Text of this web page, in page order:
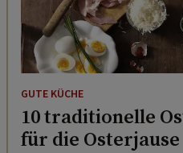
GUTE KÜCHE
10 traditionelle
für die Osterjause